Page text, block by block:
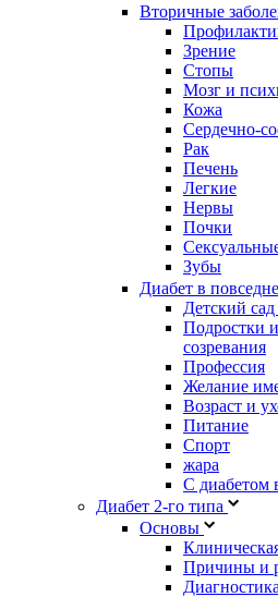
Вторичные
Зрение
Стопы
Мозг и
Кожа
Сердечно-
Рак
Печень
Легкие
Нервы
Почки
Зубы
Диабет в
Детский
Подростки
созревания
Профессия
Желание
Возраст и
Питание
Спорт
жара
С диабетом
Диабет 2-го типа
Основы
Причины и
Диагностика